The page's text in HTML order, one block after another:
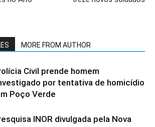
MORE FROM AUTHOR
Civil prende homem
por tentativa de homicídio
Poço Verde
INOR divulgada pela Nova